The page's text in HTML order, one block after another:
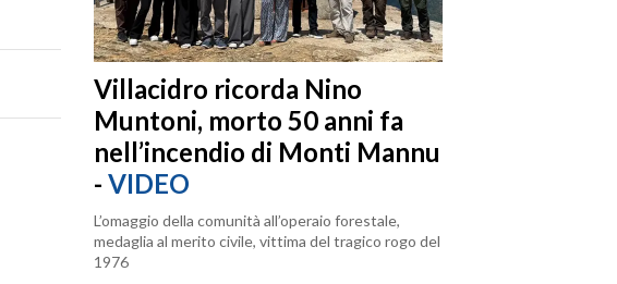
Villacidro ricorda Nino
Muntoni, morto 50 anni fa
nell’incendio di Monti Mannu
- VIDEO
L’omaggio della comunità all’operaio forestale,
medaglia al merito civile, vittima del tragico rogo del
1976